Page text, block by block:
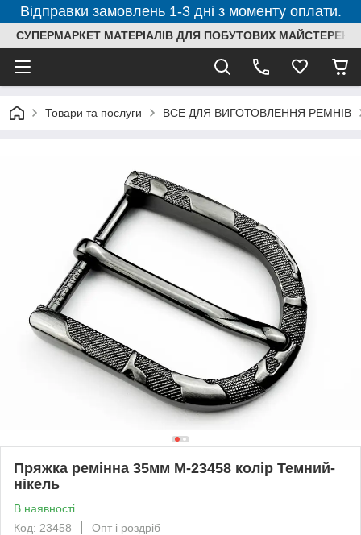
Відправки замовлень 1-3 дні з моменту оплати.
СУПЕРМАРКЕТ МАТЕРІАЛІВ ДЛЯ ПОБУТОВИХ МАЙСТЕРЕНЬ
Товари та послуги ВСЕ ДЛЯ ВИГОТОВЛЕННЯ РЕМНІВ
Пряжка ремінна 35мм М-23458 колір Темний-
нікель
В наявності
Код: 23458
Опт і роздріб